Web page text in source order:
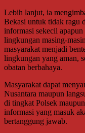
Lebih lanjut, ia
Bekasi untuk tidak ragu
informasi sekecil
lingkungan masing-
masyarakat menjadi
lingkungan yang aman,
obatan berbahaya.
Masyarakat dapat
Nusantara maupun
di tingkat Polsek
informasi yang masuk
bertanggung jawab.